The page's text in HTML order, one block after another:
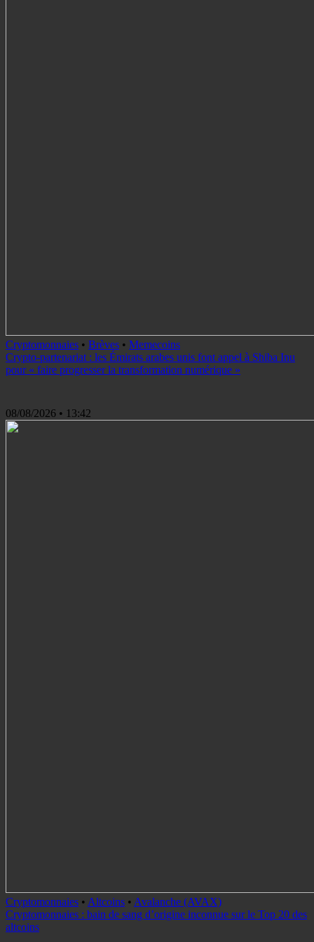
Cryptomonnaies • Brèves • Memecoins
Crypto-partenariat : les Émirats arabes unis font appel à Shiba Inu
pour « faire progresser la transformation numérique »
08/08/2026 • 13:42
Cryptomonnaies • Altcoins • Avalanche (AVAX)
Cryptomonnaies : bain de sang d’origine inconnue sur le Top 20 des
altcoins